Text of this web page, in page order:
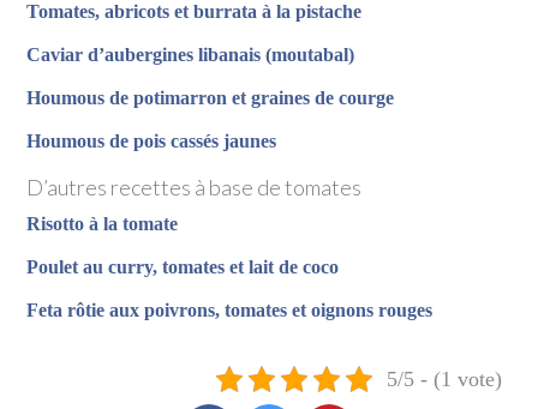
Tomates, abricots et burrata à la pistache
Caviar d’aubergines libanais (moutabal)
Houmous de potimarron et graines de courge
Houmous de pois cassés jaunes
D’autres recettes à base de tomates
Risotto à la tomate
Poulet au curry, tomates et lait de coco
Feta rôtie aux poivrons, tomates et oignons rouges
5/5 - (1 vote)